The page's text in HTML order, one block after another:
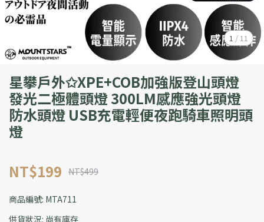
1 / 11
星攀戶外✩XPE+COB加強版登山頭燈
發光二極體頭燈 300LM感應強光頭燈
防水頭燈 USB充電輕便夜跑騎車照明頭
燈
NT$199 NT$499
商品編號: MTA711
供貨狀況: 尚有庫存